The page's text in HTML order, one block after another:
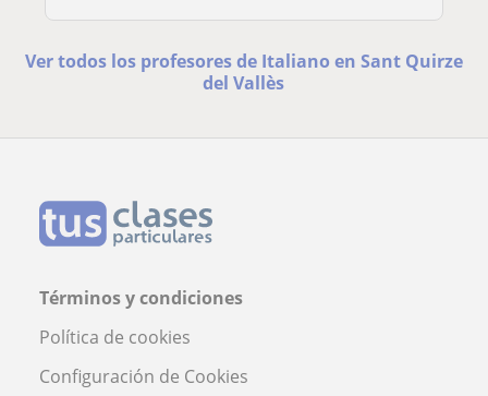
Ver todos los profesores de Italiano en Sant Quirze
del Vallès
Términos y condiciones
Política de cookies
Configuración de Cookies